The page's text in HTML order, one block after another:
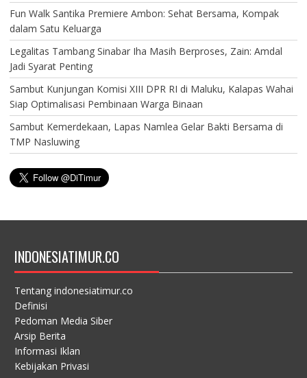
Fun Walk Santika Premiere Ambon: Sehat Bersama, Kompak
dalam Satu Keluarga
Legalitas Tambang Sinabar Iha Masih Berproses, Zain: Amdal
Jadi Syarat Penting
Sambut Kunjungan Komisi XIII DPR RI di Maluku, Kalapas Wahai
Siap Optimalisasi Pembinaan Warga Binaan
Sambut Kemerdekaan, Lapas Namlea Gelar Bakti Bersama di
TMP Nasluwing
INDONESIATIMUR.CO
Tentang indonesiatimur.co
Definisi
Pedoman Media Siber
Arsip Berita
Informasi Iklan
Kebijakan Privasi